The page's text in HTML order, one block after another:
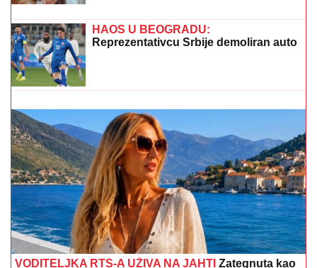
POLICAJCI UPALI U KUĆU U SMEDEREVU, PA
OSTALI U ŠOKUPronašli gomilu predmeta, a kada su
ugledali OVO odmah je usledilo hapšenje
"BUDUĆA MAJKA NJIHOVE DECE"
Janjuš otkrio privatne DETALJE
RAZGOVORA sa bivšim dečkom
Jovane Jeremić! On već planira
naslednike sa novom